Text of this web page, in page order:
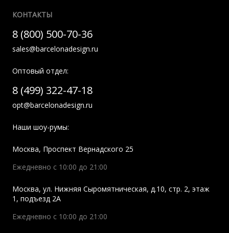
КОНТАКТЫ
8 (800) 500-70-36
sales@barcelonadesign.ru
Оптовый отдел:
8 (499) 322-47-18
opt@barcelonadesign.ru
Наши шоу-румы:
Москва, Проспект Вернадского 25
Ежедневно с 10:00 до 21:00
Москва, ул. Нижняя Сыромятническая, д.10, стр. 2, этаж
1, подъезд 2A
Ежедневно с 10:00 до 21:00